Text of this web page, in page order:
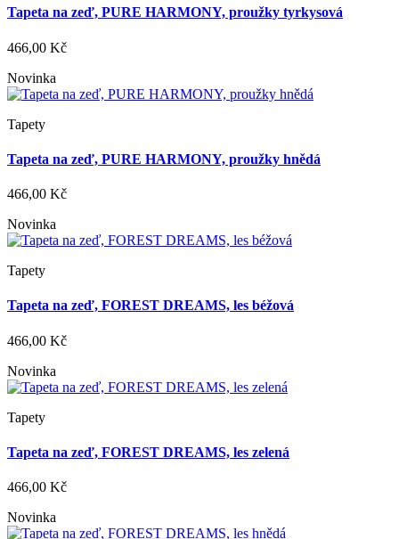
Tapeta na zeď, PURE HARMONY, proužky tyrkysová
466,00 Kč
Novinka
Tapety
Tapeta na zeď, PURE HARMONY, proužky hnědá
466,00 Kč
Novinka
Tapety
Tapeta na zeď, FOREST DREAMS, les béžová
466,00 Kč
Novinka
Tapety
Tapeta na zeď, FOREST DREAMS, les zelená
466,00 Kč
Novinka